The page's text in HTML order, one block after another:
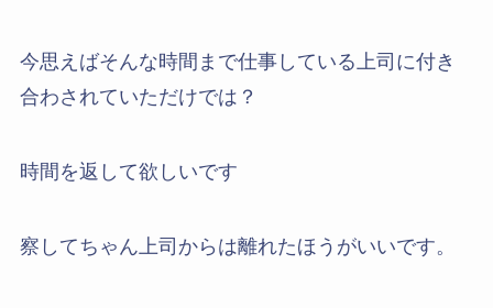
今思えばそんな時間まで仕事している上司に付き
合わされていただけでは？
時間を返して欲しいです
察してちゃん上司からは離れたほうがいいです。